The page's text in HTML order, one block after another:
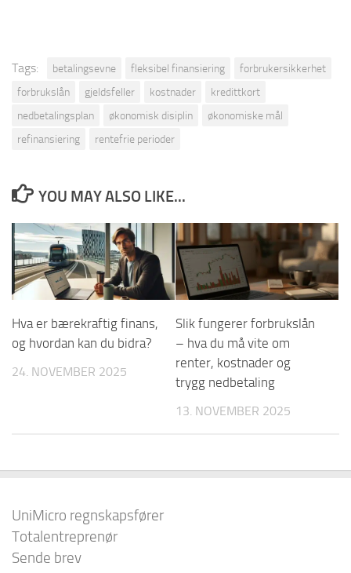
Tags: betalingsevne fleksibel finansiering
forbrukersikkerhet
forbrukslån
gjeldsfeller kostnader
kredittkort
nedbetalingsplan
økonomisk disiplin
økonomiske mål
refinansiering
rentefrie perioder
YOU MAY ALSO LIKE...
Hva er bærekraftig finans,
og hvordan kan du bidra?
24. NOVEMBER 2025
Slik fungerer forbrukslån
– hva du må vite om
renter, kostnader og
trygg nedbetaling
13. NOVEMBER 2025
UniMicro regnskapsfører
Totalentreprenør
Sende brev